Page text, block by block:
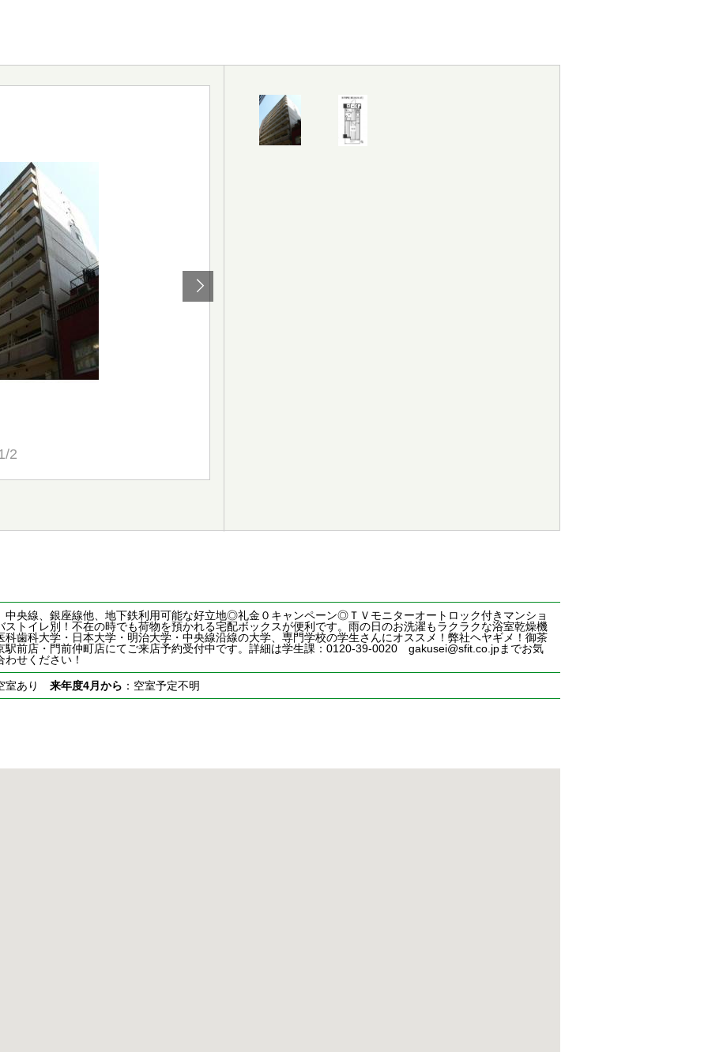
2
中央線、銀座線他、地下鉄利用可能な好立地◎礼金０キャンペーン◎ＴＶモニターオートロック付きマンショ
ストイレ別！不在の時でも荷物を預かれる宅配ボックスが便利です。雨の日のお洗濯もラクラクな浴室乾燥機
科歯科大学・日本大学・明治大学・中央線沿線の大学、専門学校の学生さんにオススメ！弊社ヘヤギメ！御茶
駅前店・門前仲町店にてご来店予約受付中です。詳細は学生課：0120-39-0020 gakusei@sfit.co.jpまでお気
せください！
室あり 来年度4月から ：空室予定不明